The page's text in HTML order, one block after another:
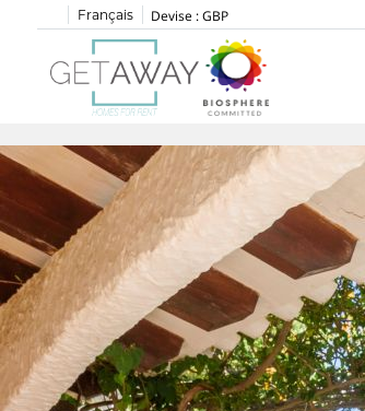
Français Devise : GBP